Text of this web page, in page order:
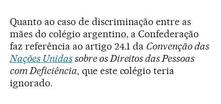
Quanto ao caso de discriminação entre as
mães do colégio argentino, a Confederação
faz referência ao artigo 24.1 da Convenção das
Nações Unidassobre os Direitos das Pessoas
com Deficiência, que este colégio teria
ignorado.